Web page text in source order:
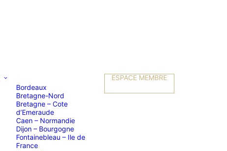
Bordeaux
Bretagne-Nord
Bretagne – Cote
d’Emeraude
Caen – Normandie
Dijon – Bourgogne
Fontainebleau – Ile de
France
ESPACE MEMBRE